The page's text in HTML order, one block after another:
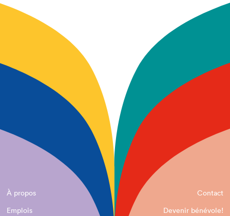
À propos
Contact
Emplois
Devenir bénévole!